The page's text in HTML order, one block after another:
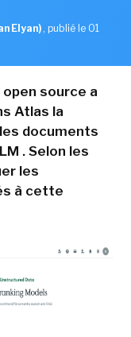
Elyan) , publié le 01
source a
Atlas la
documents
. Selon les
les
à cette